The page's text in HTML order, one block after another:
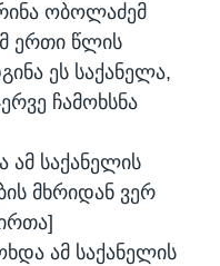
ობოლაძემ
ერთი წლის
ეს საქანელა,
ჩამოხსნა
ამ საქანელის
მხრიდან ვერ
ამ საქანელის